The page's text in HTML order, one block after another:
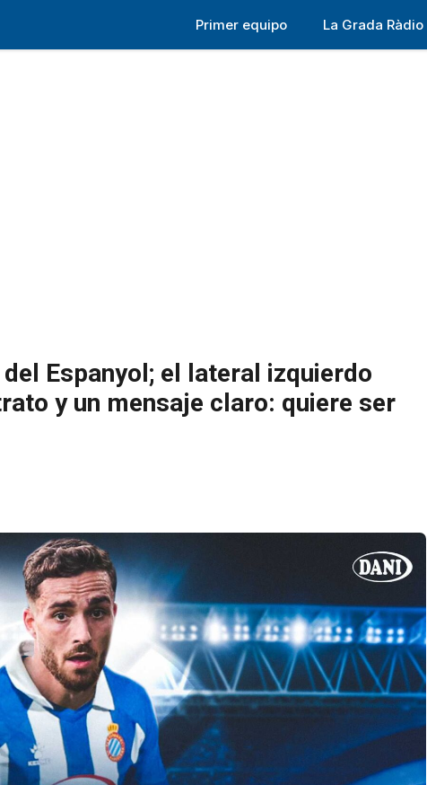
Primer equipo La Grada Ràdio
Espanyol; el lateral izquierdo
y un mensaje claro: quiere ser